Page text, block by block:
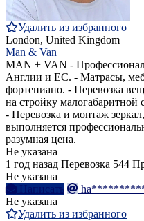
Удалить из избранного
London, United Kingdom
Man & Van
MAN + VAN -
Англии и ЕС. - Матрасы,
фортепиано. - Перевозка
на стройку
- Перевозка и монтаж
выполняется
разумная цена.
Не указана
1 год назад Перевозка 544
Не указана
Написать
Не указана
Удалить из избранного